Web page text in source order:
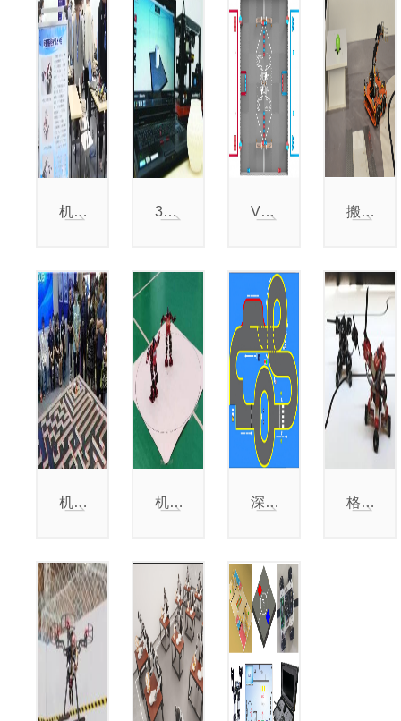
机器人创新赛 3D打印工程设计赛 VEX U 机器人挑战赛 搬运机器人挑战赛
机器人走迷宫赛 机器人舞蹈赛 深度学习智能车赛 格斗挑战赛